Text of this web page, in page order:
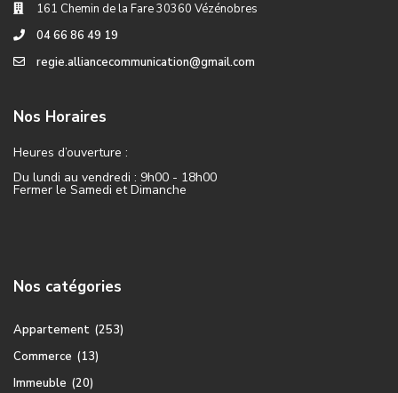
161 Chemin de la Fare 30360 Vézénobres
04 66 86 49 19
regie.alliancecommunication@gmail.com
Nos Horaires
Heures d’ouverture :
Du lundi au vendredi : 9h00 - 18h00
Fermer le Samedi et Dimanche
Nos catégories
Appartement (253)
Commerce (13)
Immeuble (20)